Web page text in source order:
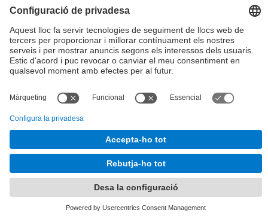
© UPCEscola d'Enginyeria de Telecomunicació i
Desenvolupat amb
Mapa del lloc
Avís legal
Configuració de privadesa